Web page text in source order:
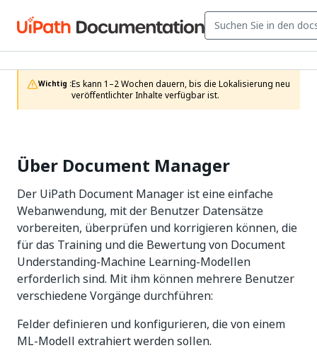
Wichtig :Es kann 1–2 Wochen dauern, bis die Lokalisierung neu
veröffentlichter Inhalte verfügbar ist.
Über Document Manager
Der UiPath Document Manager ist eine einfache
Webanwendung, mit der Benutzer Datensätze
vorbereiten, überprüfen und korrigieren können, die
für das Training und die Bewertung von Document
Understanding-Machine Learning-Modellen
erforderlich sind. Mit ihm können mehrere Benutzer
verschiedene Vorgänge durchführen:
Felder definieren und konfigurieren, die von einem
ML-Modell extrahiert werden sollen.